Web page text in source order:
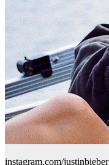
instagram.com/justinbieber